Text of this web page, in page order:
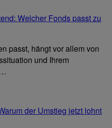
Welcher Fonds passt zu
passt, hängt vor allem von
und Ihrem
der Umstieg jetzt lohnt